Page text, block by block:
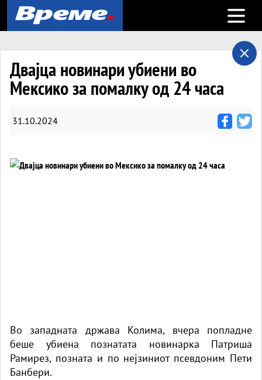
Open
Двајца новинари убиени во
Мексико за помалку од 24 часа
31.10.2024
Во западната држава Колима, вчера попладне
беше убиена познатата новинарка Патриша
Рамирез, позната и по нејзиниот псевдоним Пети
Банбери.